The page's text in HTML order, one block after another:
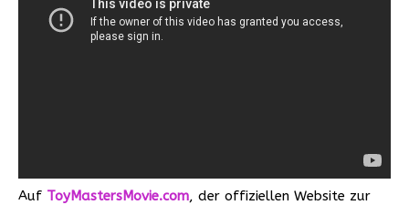
Auf ToyMastersMovie.com, der offiziellen Website zur